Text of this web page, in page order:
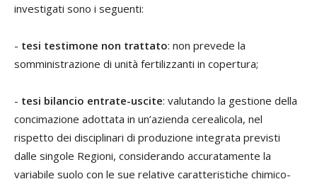
investigati sono i seguenti:
- tesi testimone non trattato: non prevede la
somministrazione di unità fertilizzanti in copertura;
- tesi bilancio entrate-uscite: valutando la gestione della
concimazione adottata in un’azienda cerealicola, nel
rispetto dei disciplinari di produzione integrata previsti
dalle singole Regioni, considerando accuratamente la
variabile suolo con le sue relative caratteristiche chimico-